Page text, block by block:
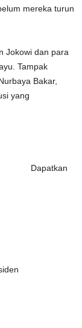
mereka turun
Jokowi dan para
Tampak
Bakar,
yang
Dapatkan